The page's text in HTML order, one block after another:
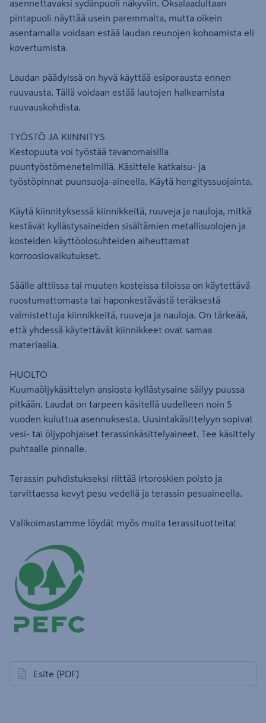
asennettavaksi sydänpuoli näkyviin. Oksalaadultaan
pintapuoli näyttää usein paremmalta, mutta oikein
asentamalla voidaan estää laudan reunojen kohoamista eli
kovertumista.
Laudan päädyissä on hyvä käyttää esiporausta ennen
ruuvausta. Tällä voidaan estää lautojen halkeamista
ruuvauskohdista.
TYÖSTÖ JA KIINNITYS
Kestopuuta voi työstää tavanomaisilla
puuntyöstömenetelmillä. Käsittele katkaisu- ja
työstöpinnat puunsuoja-aineella. Käytä hengityssuojainta.
Käytä kiinnityksessä kiinnikkeitä, ruuveja ja nauloja, mitkä
kestävät kyllästysaineiden sisältämien metallisuolojen ja
kosteiden käyttöolosuhteiden aiheuttamat
korroosiovaikutukset.
Säälle alttiissa tai muuten kosteissa tiloissa on käytettävä
ruostumattomasta tai haponkestävästä teräksestä
valmistettuja kiinnikkeitä, ruuveja ja nauloja. On tärkeää,
että yhdessä käytettävät kiinnikkeet ovat samaa
materiaalia.
HUOLTO
Kuumaöljykäsittelyn ansiosta kyllästysaine säilyy puussa
pitkään. Laudat on tarpeen käsitellä uudelleen noin 5
vuoden kuluttua asennuksesta. Uusintakäsittelyyn sopivat
vesi- tai öljypohjaiset terassinkäsittelyaineet. Tee käsittely
puhtaalle pinnalle.
Terassin puhdistukseksi riittää irtoroskien poisto ja
tarvittaessa kevyt pesu vedellä ja terassin pesuaineella.
Valikoimastamme löydät myös muita terassituotteita!
Esite (PDF)
avautuu uuteen välilehteen